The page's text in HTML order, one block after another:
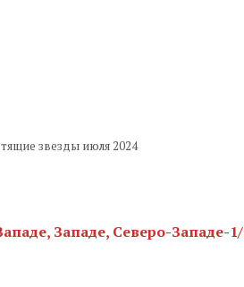
звезды июля 2024
Западе, Северо-Западе-